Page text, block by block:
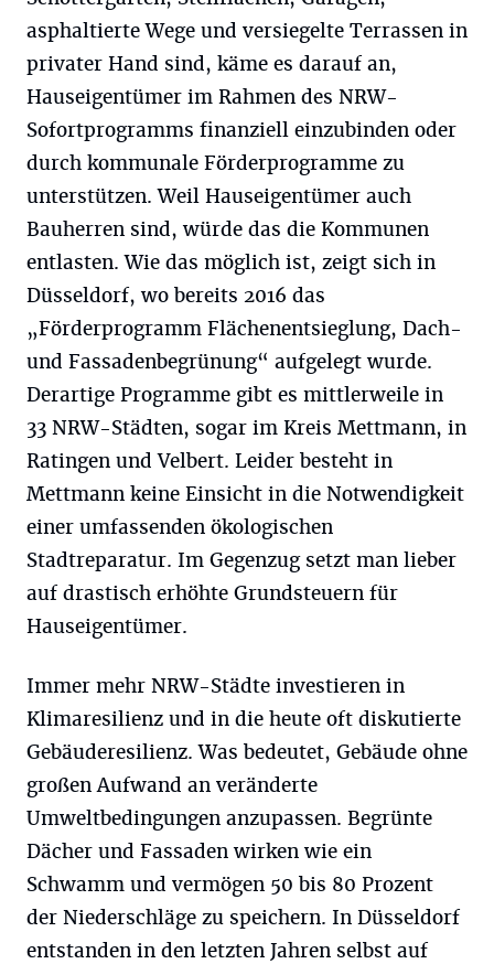
asphaltierte Wege und versiegelte Terrassen in
privater Hand sind, käme es darauf an,
Hauseigentümer im Rahmen des NRW-
Sofortprogramms finanziell einzubinden oder
durch kommunale Förderprogramme zu
unterstützen. Weil Hauseigentümer auch
Bauherren sind, würde das die Kommunen
entlasten. Wie das möglich ist, zeigt sich in
Düsseldorf, wo bereits 2016 das
„Förderprogramm Flächenentsieglung, Dach-
und Fassadenbegrünung“ aufgelegt wurde.
Derartige Programme gibt es mittlerweile in
33 NRW-Städten, sogar im Kreis Mettmann, in
Ratingen und Velbert. Leider besteht in
Mettmann keine Einsicht in die Notwendigkeit
einer umfassenden ökologischen
Stadtreparatur. Im Gegenzug setzt man lieber
auf drastisch erhöhte Grundsteuern für
Hauseigentümer.
Immer mehr NRW-Städte investieren in
Klimaresilienz und in die heute oft diskutierte
Gebäuderesilienz. Was bedeutet, Gebäude ohne
großen Aufwand an veränderte
Umweltbedingungen anzupassen. Begrünte
Dächer und Fassaden wirken wie ein
Schwamm und vermögen 50 bis 80 Prozent
der Niederschläge zu speichern. In Düsseldorf
entstanden in den letzten Jahren selbst auf